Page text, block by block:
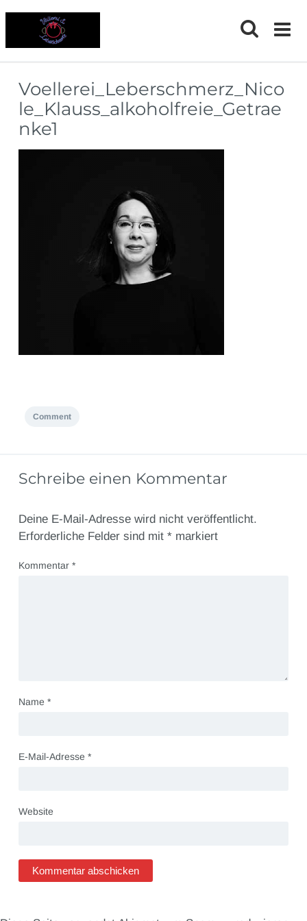
Voellerei_Leberschmerz_Nico
le_Klauss_alkoholfreie_Getrae
nke1
Comment
Schreibe einen Kommentar
Deine E-Mail-Adresse wird nicht veröffentlicht.
Erforderliche Felder sind mit *markiert
Kommentar *
Name *
E-Mail-Adresse *
Website